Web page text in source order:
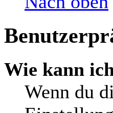
Wie kann
Wenn du